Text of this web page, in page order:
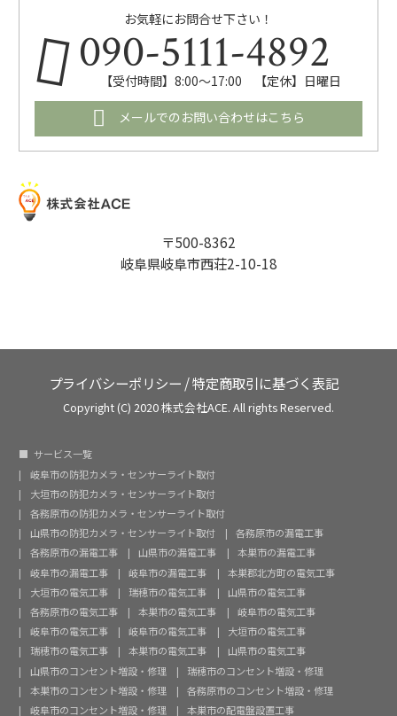
お気軽にお問合せ下さい！
090-5111-4892
【受付時間】8:00～17:00 【定休】日曜日
メールでのお問い合わせはこちら
〒500-8362
岐阜県岐阜市西荘2-10-18
プライバシーポリシー /特定商取引に基づく表記
Copyright (C) 2020 株式会社ACE. All rights Reserved.
サービス一覧
岐阜市の防犯カメラ・センサーライト取付
大垣市の防犯カメラ・センサーライト取付
各務原市の防犯カメラ・センサーライト取付
山県市の防犯カメラ・センサーライト取付
各務原市の漏電工事
各務原市の漏電工事
山県市の漏電工事
本巣市の漏電工事
岐阜市の漏電工事
岐阜市の漏電工事
本巣郡北方町の電気工事
大垣市の電気工事
瑞穂市の電気工事
山県市の電気工事
各務原市の電気工事
本巣市の電気工事
岐阜市の電気工事
岐阜市の電気工事
岐阜市の電気工事
大垣市の電気工事
瑞穂市の電気工事
本巣市の電気工事
山県市の電気工事
山県市のコンセント増設・修理
瑞穂市のコンセント増設・修理
本巣市のコンセント増設・修理
各務原市のコンセント増設・修理
岐阜市のコンセント増設・修理
本巣市の配電盤設置工事